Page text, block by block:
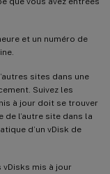
et un numéro de
sites dans une
Suivez les
à jour doit se trouver
de l’autre site dans la
d’un vDisk de
vDisks mis à jour